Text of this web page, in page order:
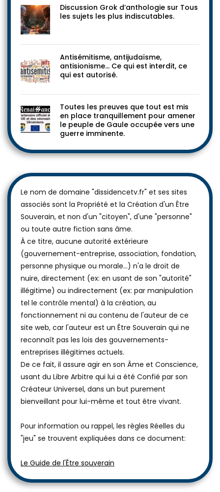
Discussion Grok d’anthologie sur Tous
les sujets les plus indiscutables.
Antisémitisme, antijudaïsme,
antisionisme… Ce qui est interdit, ce
qui est autorisé.
Toutes les preuves que tout est mis
en place tranquillement pour amener
le peuple de Gaule occupée vers une
guerre imminente.
Le nom de domaine "dissidencetv.fr" et ses sites
associés sont la Propriété et la Création d'un Être
Souverain, et non d'un "citoyen", d'une "personne"
ou toute autre fiction sans âme.
À ce titre, aucune autorité extérieure
(gouvernement-entreprise, association, fondation,
personne physique ou morale...) n'a le droit de
nuire, directement (ex: en usant de son "autorité"
illégitime) ou indirectement (ex: par manipulation
tel le contrôle mental) à la création, au
fonctionnement ni au contenu de l'auteur de ce
site web, car l'auteur est un Être Souverain qui ne
reconnaît pas les lois des gouvernements-
entreprises illégitimes actuels.
De ce fait, il assure agir en son Âme et Conscience,
usant du Libre Arbitre qui lui a été Confié par son
Créateur Universel, dans un but purement
bienveillant pour lui-même et tout être vivant.
Pour information ou rappel, les règles Réelles du
"jeu" se trouvent expliquées dans ce document:
Le Guide de l'Être souverain